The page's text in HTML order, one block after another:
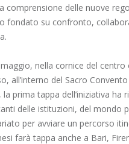
comprensione delle nuove
fondato su confronto,
nella cornice del centro
all’interno del Sacro
la prima tappa dell’iniziativa ha
delle istituzioni, del mondo
per avviare un percorso
farà tappa anche a Bari,